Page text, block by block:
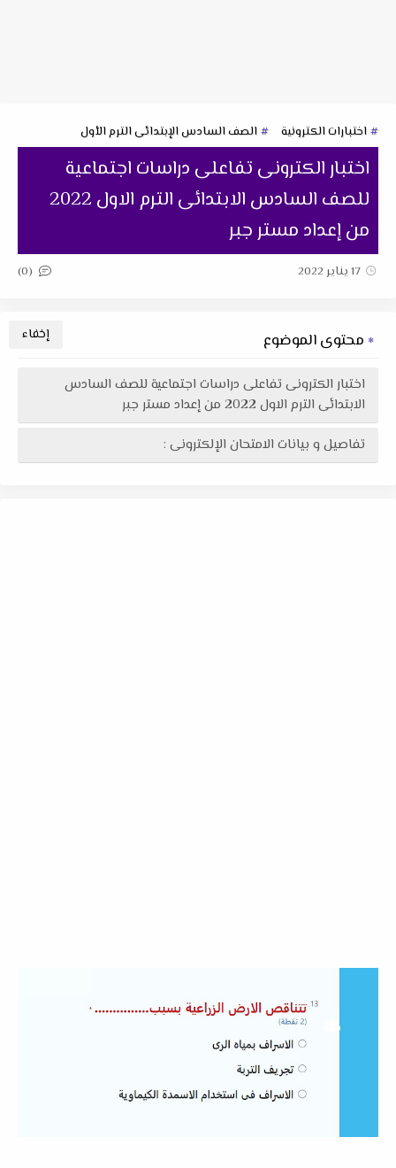
اختبارات الكترونية الصف السادس الإبتدائى الترم الأول
اختبار الكترونى تفاعلى دراسات اجتماعية
للصف السادس الابتدائى الترم الاول 2022
من إعداد مستر جبر
17 يناير 2022 (0)
محتوى الموضوع
اختبار الكترونى تفاعلى دراسات اجتماعية للصف السادس
الابتدائى الترم الاول 2022 من إعداد مستر جبر
تفاصيل و بيانات الامتحان الإلكترونى :